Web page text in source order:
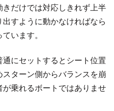
だけでは対応しきれず上半
すように動かなければなら
います。
にセットするとシート位置
ターン側からバランスを崩
乗れるボートではありませ